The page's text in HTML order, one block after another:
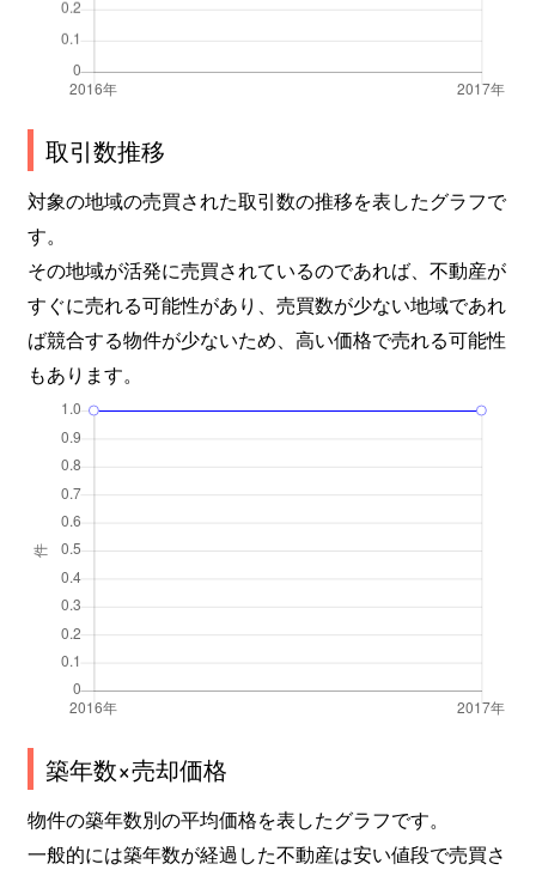
取引数推移
対象の地域の売買された取引数の推移を表したグラフで
す。
その地域が活発に売買されているのであれば、不動産が
すぐに売れる可能性があり、売買数が少ない地域であれ
ば競合する物件が少ないため、高い価格で売れる可能性
もあります。
築年数×売却価格
物件の築年数別の平均価格を表したグラフです。
一般的には築年数が経過した不動産は安い値段で売買さ